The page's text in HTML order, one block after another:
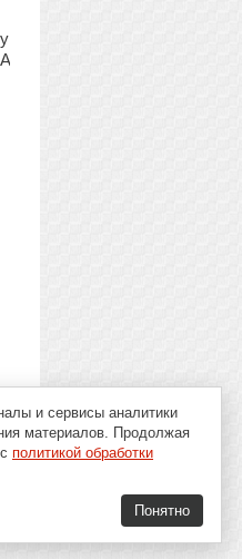
и сервисы аналитики
материалов. Продолжая
политикой обработки
Понятно